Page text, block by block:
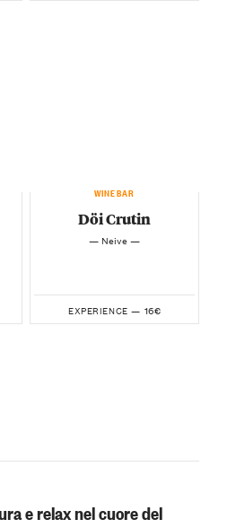
WINEBAR
Döi Crutin
— Neive —
EXPERIENCE — 16€
e relax nel cuore del